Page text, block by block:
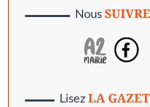
NousSUIVRE
LisezLA